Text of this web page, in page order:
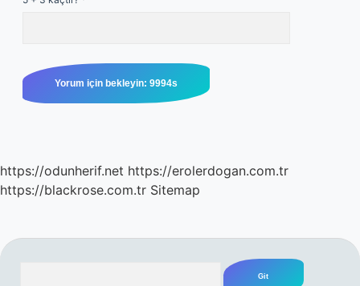
https://odunherif.net https://erolerdogan.com.tr
https://blackrose.com.tr Sitemap